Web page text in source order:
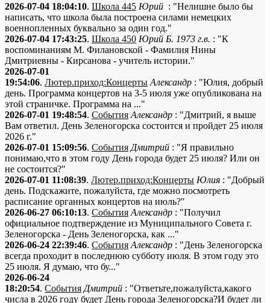
2026-07-04 18:04:10. Школа 445 Юрий : "Нелишне было бы
написать, что школа была построена силами немецких
военнопленных буквально за один год."
2026-07-04 17:43:25. Школа 450 Юрий Б. 1973 г.в. : "К
воспоминаниям М. Филановской - Фамилия Нины
Дмитриевны - Кирсанова - учитель истории."
2026-07-01
19:54:06. Лютер.приход:Концерты Александр : "Юлия, добрый
день. Программа концертов на 3-5 июля уже опубликована на
этой страничке. Программа на ..."
2026-07-01 19:48:54. События Александр : "Дмитрий, я выше
Вам ответил. День Зеленогорска состоится и пройдет 25 июля
2026 г."
2026-07-01 15:09:56. События Дмитрий : "Я правильно
понимаю,что в этом году День города будет 25 июля? Или он
не состоится?"
2026-07-01 11:08:39. Лютер.приход:Концерты Юлия : "Добрый
день. Подскажите, пожалуйста, где можно посмотреть
расписание органных концертов на июль?"
2026-06-27 06:10:13. События Александр : "Получил
официальное подтверждение из Муниципального Совета г.
Зеленогорска - День Зеленогорска, как ..."
2026-06-24 22:39:46. События Александр : "День Зеленогорска
всегда проходит в последнюю субботу июля. В этом году это
25 июля. Я думаю, что бу..."
2026-06-24
18:20:54. События Дмитрий : "Ответьте,пожалуйста,какого
числа в 2026 году будет День города Зеленогорска?И будет ли